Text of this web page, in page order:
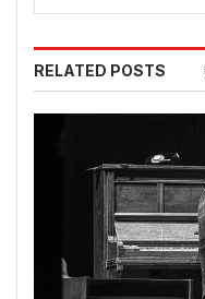
RELATED POSTS